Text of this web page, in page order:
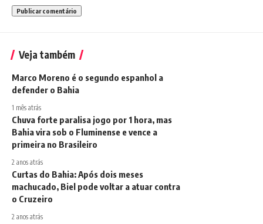
Veja também
Marco Moreno é o segundo espanhol a
defender o Bahia
1 mês atrás
Chuva forte paralisa jogo por 1 hora, mas
Bahia vira sob o Fluminense e vence a
primeira no Brasileiro
2 anos atrás
Curtas do Bahia: Após dois meses
machucado, Biel pode voltar a atuar contra
o Cruzeiro
2 anos atrás